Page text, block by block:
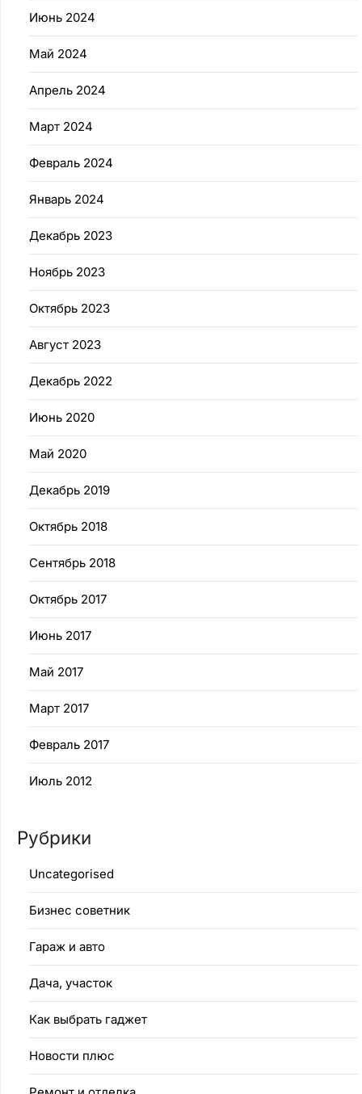
Июнь 2024
Май 2024
Апрель 2024
Март 2024
Февраль 2024
Январь 2024
Декабрь 2023
Ноябрь 2023
Октябрь 2023
Август 2023
Декабрь 2022
Июнь 2020
Май 2020
Декабрь 2019
Октябрь 2018
Сентябрь 2018
Октябрь 2017
Июнь 2017
Май 2017
Март 2017
Февраль 2017
Июль 2012
Рубрики
Uncategorised
Бизнес советник
Гараж и авто
Дача, участок
Как выбрать гаджет
Новости плюс